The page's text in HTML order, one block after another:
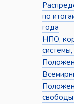
по
года
НПО,